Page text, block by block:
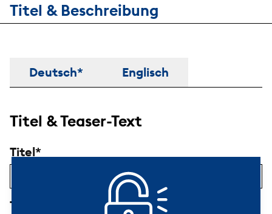
Titel & Beschreibung
Deutsch* Englisch
Titel & Teaser-Text
Titel
Teaser-Text